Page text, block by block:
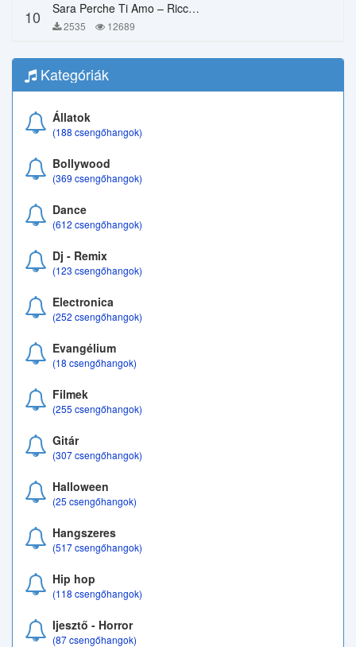
10 Sara Perche Ti Amo – Ricchi E Poveri
2535 12689
Kategóriák
Állatok
(188 csengőhangok)
Bollywood
(369 csengőhangok)
Dance
(612 csengőhangok)
Dj - Remix
(123 csengőhangok)
Electronica
(252 csengőhangok)
Evangélium
(18 csengőhangok)
Filmek
(255 csengőhangok)
Gitár
(307 csengőhangok)
Halloween
(25 csengőhangok)
Hangszeres
(517 csengőhangok)
Hip hop
(118 csengőhangok)
Ijesztő - Horror
(87 csengőhangok)